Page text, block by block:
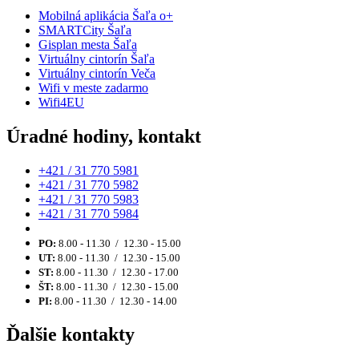
Mobilná aplikácia Šaľa o+
SMARTCity Šaľa
Gisplan mesta Šaľa
Virtuálny cintorín Šaľa
Virtuálny cintorín Veča
Wifi v meste zadarmo
Wifi4EU
Úradné hodiny, kontakt
+421 / 31 770 5981
+421 / 31 770 5982
+421 / 31 770 5983
+421 / 31 770 5984
PO: 8.00 - 11.30 / 12.30 - 15.00
UT: 8.00 - 11.30 / 12.30 - 15.00
ST: 8.00 - 11.30 / 12.30 - 17.00
ŠT: 8.00 - 11.30 / 12.30 - 15.00
PI: 8.00 - 11.30 / 12.30 - 14.00
Ďalšie kontakty